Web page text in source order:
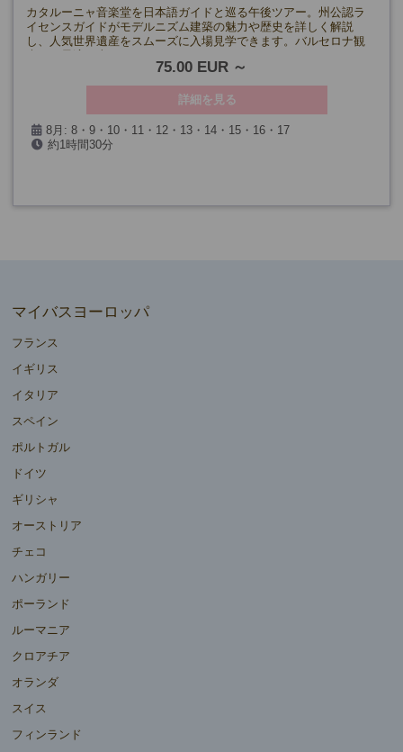
カタルーニャ音楽堂を日本語ガイドと巡る午後ツアー。州公認ラ
イセンスガイドがモデルニズム建築の魅力や歴史を詳しく解説
し、人気世界遺産をスムーズに入場見学できます。バルセロナ観
75.00 EUR
詳細を見る
8月: 8・9・10・11・12・13・14・15・16・17
(カタルーニャ音楽堂閉館日を除く)
約1時間30分
マイバスヨーロッパ
フランス
イギリス
イタリア
スペイン
ポルトガル
ドイツ
ギリシャ
オーストリア
チェコ
ハンガリー
ポーランド
ルーマニア
クロアチア
オランダ
スイス
フィンランド